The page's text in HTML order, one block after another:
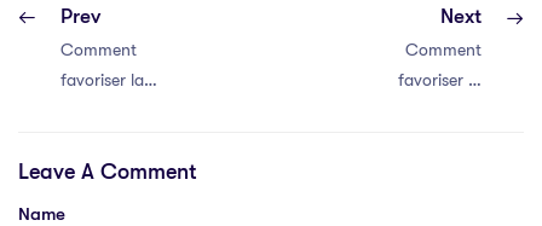
Prev
Comment
favoriser la
de votre équipe
Next
Comment
favoriser la
Leave A Comment
Name